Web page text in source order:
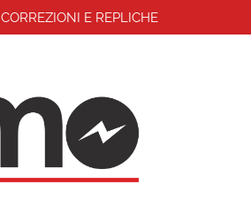
CORREZIONI E REPLICHE